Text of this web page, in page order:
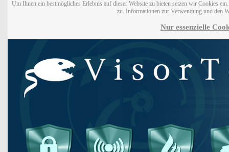
Um Ihnen ein bestmögliches Erlebnis auf dieser Website zu bieten setzen wir Cookies
zu. Informationen zur Verwendung und den
Nur essenzielle